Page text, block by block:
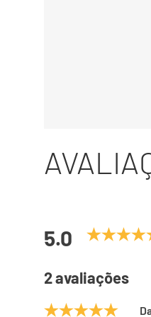
5.0
2 avaliações